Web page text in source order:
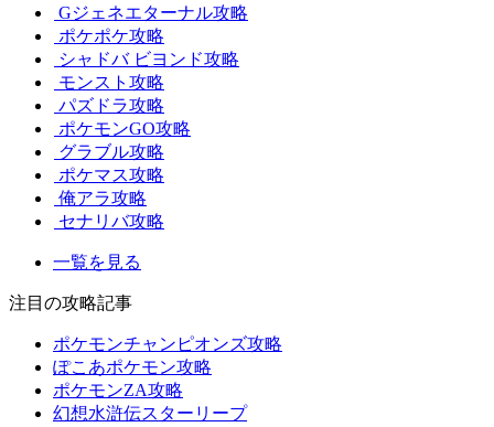
Gジェネエターナル攻略
ポケポケ攻略
シャドバ ビヨンド攻略
モンスト攻略
パズドラ攻略
ポケモンGO攻略
グラブル攻略
ポケマス攻略
俺アラ攻略
セナリバ攻略
一覧を見る
注目の攻略記事
ポケモンチャンピオンズ攻略
ぽこあポケモン攻略
ポケモンZA攻略
幻想水滸伝スターリープ